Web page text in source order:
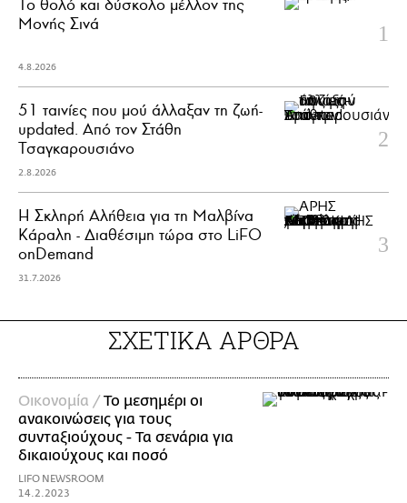
Το θολό και δύσκολο μέλλον της
Μονής Σινά
4.8.2026
51 ταινίες που μού άλλαξαν τη ζωή-
updated. Aπό τον Στάθη
Τσαγκαρουσιάνο
2.8.2026
Η Σκληρή Αλήθεια για τη Μαλβίνα
Κάραλη - Διαθέσιμη τώρα στo LiFO
onDemand
31.7.2026
ΣΧΕΤΙΚΑ ΑΡΘΡΑ
Οικονομία /Το μεσημέρι οι
ανακοινώσεις για τους
συνταξιούχους - Τα σενάρια για
δικαιούχους και ποσό
LIFO NEWSROOM
14.2.2023